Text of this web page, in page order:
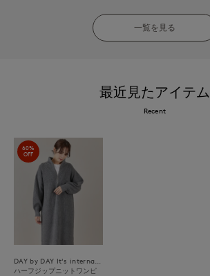
一覧を見る
最近見たアイテム
Recent
60%
OFF
ハーフジップニットワンピ